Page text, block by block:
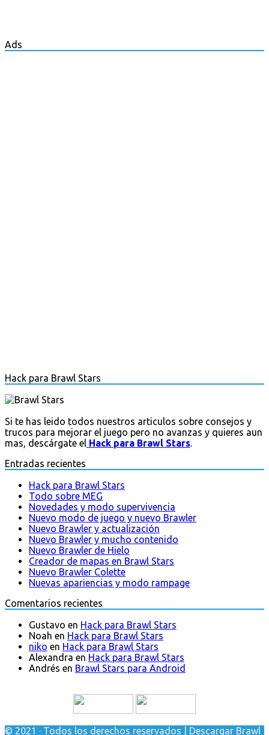
Ads
Hack para Brawl Stars
Si te has leido todos nuestros articulos sobre consejos y
trucos para mejorar el juego pero no avanzas y quieres aun
mas, descárgate el Hack para Brawl Stars.
Entradas recientes
Hack para Brawl Stars
Todo sobre MEG
Novedades y modo supervivencia
Nuevo modo de juego y nuevo Brawler
Nuevo Brawler y actualización
Nuevo Brawler y mucho contenido
Nuevo Brawler de Hielo
Creador de mapas en Brawl Stars
Nuevo Brawler Colette
Nuevas apariencias y modo rampage
Comentarios recientes
Gustavo en Hack para Brawl Stars
Noah en Hack para Brawl Stars
niko en Hack para Brawl Stars
Alexandra en Hack para Brawl Stars
Andrés en Brawl Stars para Android
© 2021 · Todos los derechos reservados | Descargar Brawl